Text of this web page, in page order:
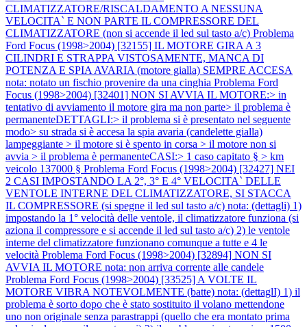
CLIMATIZZATORE/RISCALDAMENTO A NESSUNA
VELOCITA` E NON PARTE IL COMPRESSORE DEL
CLIMATIZZATORE (non si accende il led sul tasto a/c) Problema
Ford Focus (1998>2004) [32155] IL MOTORE GIRA A 3
CILINDRI E STRAPPA VISTOSAMENTE, MANCA DI
POTENZA E SPIA AVARIA (motore gialla) SEMPRE ACCESA
nota: notato un fischio provenire da una cinghia Problema Ford
Focus (1998>2004) [32401] NON SI AVVIA IL MOTORE:> in
tentativo di avviamento il motore gira ma non parte> il problema è
permanenteDETTAGLI:> il problema si è presentato nel seguente
modo> su strada si è accesa la spia avaria (candelette gialla)
lampeggiante > il motore si è spento in corsa > il motore non si
avvia > il problema è permanenteCASI:> 1 caso capitato § > km
veicolo 137000 § Problema Ford Focus (1998>2004) [32427] NEI
2 CASI IMPOSTANDO LA 2°, 3° E 4° VELOCITA` DELLE
VENTOLE INTERNE DEL CLIMATIZZATORE, SI STACCA
IL COMPRESSORE (si spegne il led sul tasto a/c) nota: (dettagli) 1)
impostando la 1° velocità delle ventole, il climatizzatore funziona (si
aziona il compressore e si accende il led sul tasto a/c) 2) le ventole
interne del climatizzatore funzionano comunque a tutte e 4 le
velocità Problema Ford Focus (1998>2004) [32894] NON SI
AVVIA IL MOTORE nota: non arriva corrente alle candele
Problema Ford Focus (1998>2004) [33525] A VOLTE IL
MOTORE VIBRA NOTEVOLMENTE (batte) nota: (dettaglI) 1) il
problema è sorto dopo che è stato sostituito il volano mettendone
uno non originale senza parastrappi (quello che era montato prima